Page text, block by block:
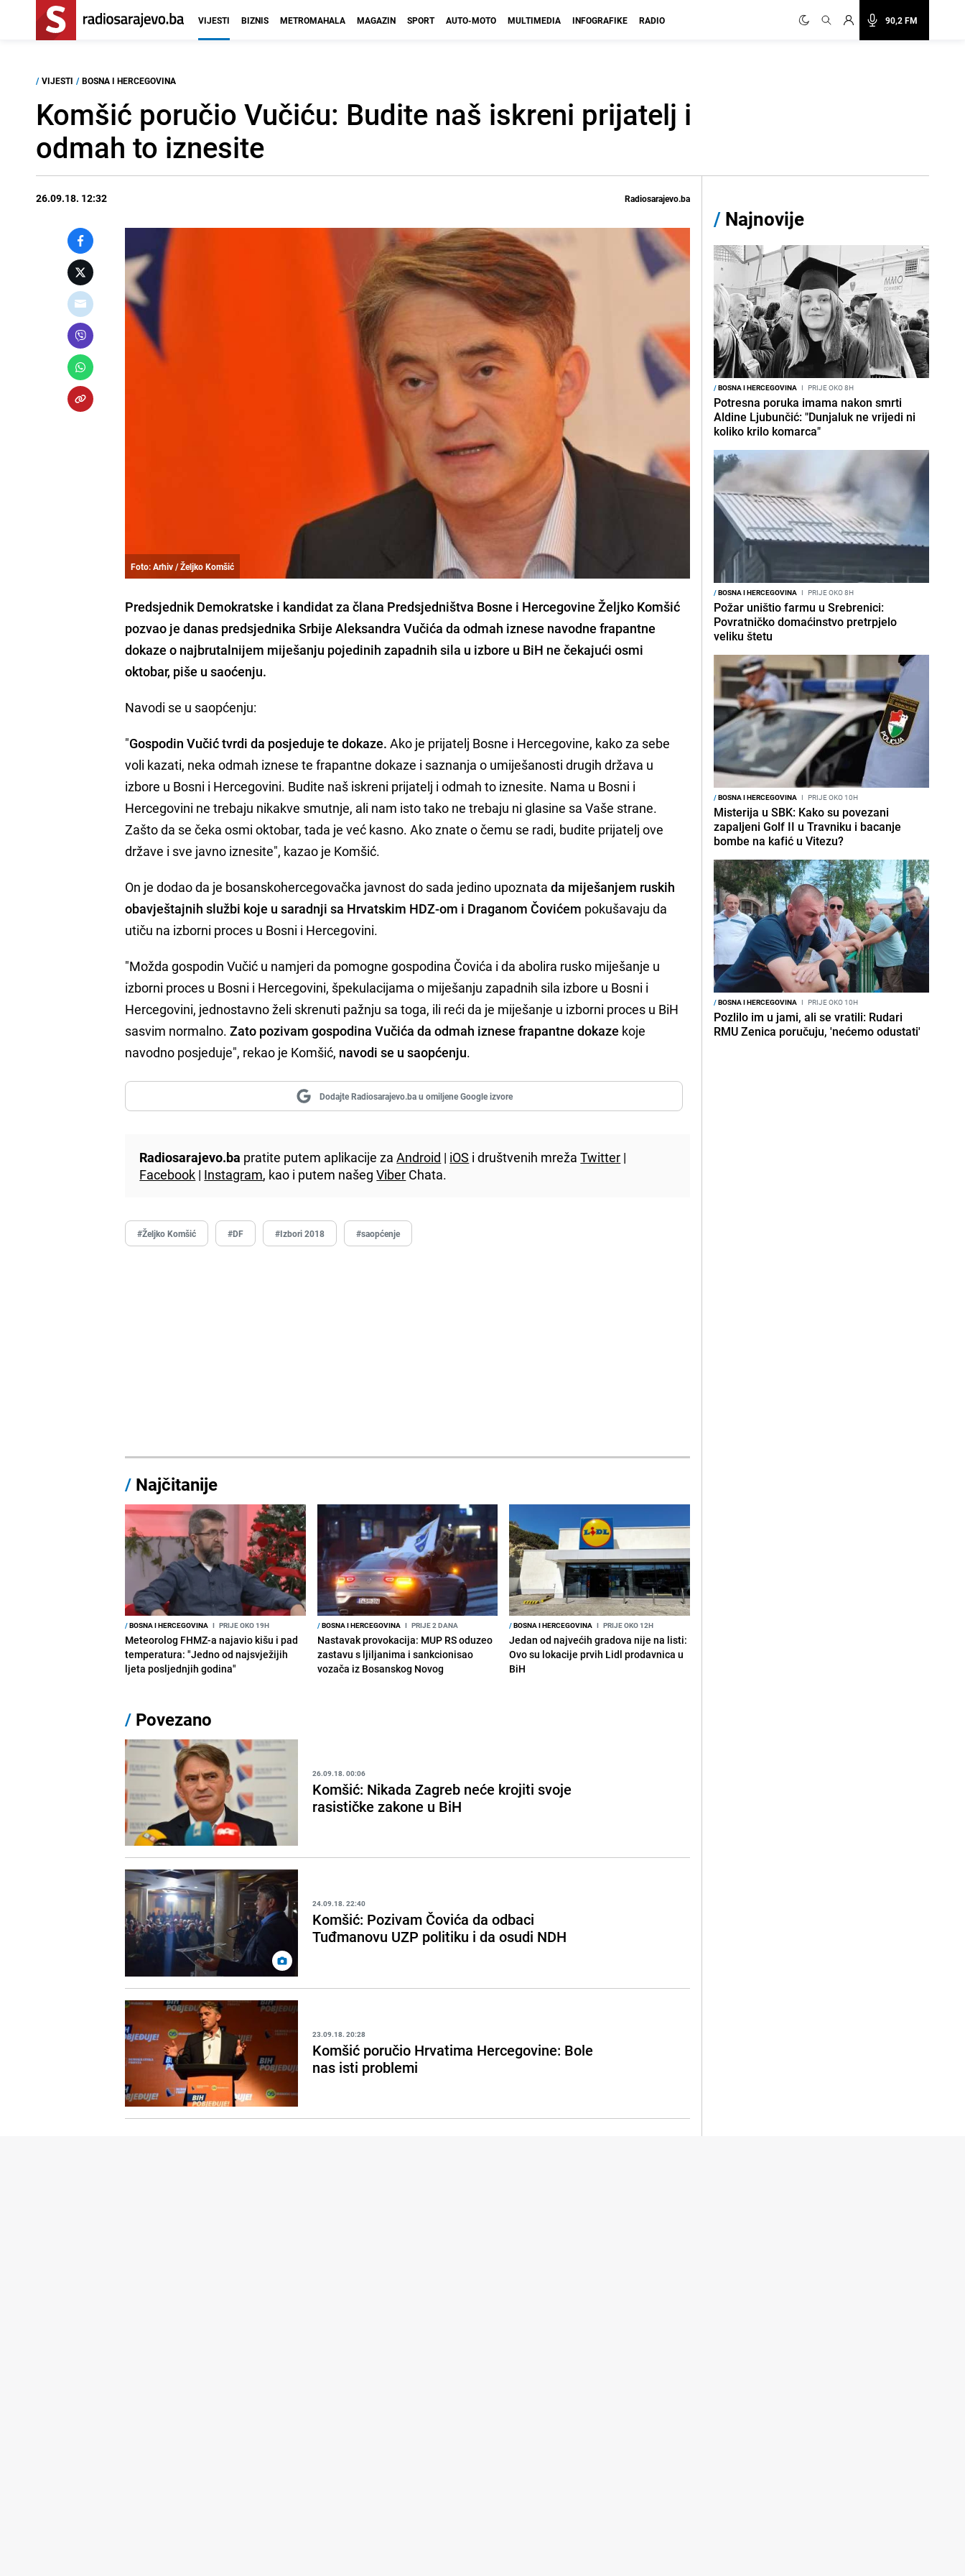
90,2 FM
VIJESTI BIZNIS METROMAHALA MAGAZIN SPORT AUTO-MOTO MULTIMEDIA INFOGRAFIKE RADIO
/ VIJESTI / BOSNA I HERCEGOVINA
Komšić poručio Vučiću: Budite naš iskreni prijatelj i
odmah to iznesite
26.09.18. 12:32 Radiosarajevo.ba
Foto: Arhiv / Željko Komšić
Predsjednik Demokratske i kandidat za člana Predsjedništva Bosne i Hercegovine Željko Komšić
pozvao je danas predsjednika SrbijeAleksandra Vučića da odmah iznese navodne frapantne
dokaze o najbrutalnijem miješanju pojedinih zapadnih sila u izbore u BiH ne čekajući osmi
oktobar, piše u saoćenju.
Navodi se u saopćenju:
"Gospodin Vučić tvrdi da posjeduje te dokaze. Ako je prijatelj Bosne i Hercegovine, kako za sebe
voli kazati, neka odmah iznese te frapantne dokaze i saznanja o umiješanosti drugih država u
izbore u Bosni i Hercegovini. Budite naš iskreni prijatelj i odmah to iznesite. Nama u Bosni i
Hercegovini ne trebaju nikakve smutnje, ali nam isto tako ne trebaju ni glasine sa Vaše strane.
Zašto da se čeka osmi oktobar, tada je već kasno. Ako znate o čemu se radi, budite prijatelj ove
države i sve javno iznesite", kazao je Komšić.
On je dodao da je bosanskohercegovačka javnost do sada jedino upoznatada miješanjem ruskih
obavještajnih službi koje u saradnji sa Hrvatskim HDZ-om i Draganom Čovićem pokušavaju da
utiču na izborni proces u Bosni i Hercegovini.
"Možda gospodin Vučić u namjeri da pomogne gospodina Čovića i da abolira rusko miješanje u
izborni proces u Bosni i Hercegovini, špekulacijama o miješanju zapadnih sila izbore u Bosni i
Hercegovini, jednostavno želi skrenuti pažnju sa toga, ili reći da je miješanje u izborni proces u BiH
sasvim normalno. Zato pozivam gospodina Vučića da odmah iznese frapantne dokaze koje
navodno posjeduje", rekao je Komšić, navodi se u saopćenju.
Dodajte Radiosarajevo.ba u omiljene Google izvore
Radiosarajevo.ba pratite putem aplikacije zaAndroid | iOS i društvenih mrežaTwitter |
Facebook | Instagram, kao i putem našegViber Chata.
#Željko Komšić #DF #Izbori 2018 #saopćenje
/ Najčitanije
/BOSNA I HERCEGOVINA I PRIJE OKO 19H
Meteorolog FHMZ-a najavio kišu i pad
temperatura: "Jedno od najsvježijih
ljeta posljednjih godina"
/BOSNA I HERCEGOVINA I PRIJE 2 DANA
Nastavak provokacija: MUP RS oduzeo
zastavu s ljiljanima i sankcionisao
vozača iz Bosanskog Novog
/BOSNA I HERCEGOVINA I PRIJE OKO 12H
Jedan od najvećih gradova nije na listi:
Ovo su lokacije prvih Lidl prodavnica u
BiH
/ Povezano
26.09.18. 00:06
Komšić: Nikada Zagreb neće krojiti svoje
rasističke zakone u BiH
24.09.18. 22:40
Komšić: Pozivam Čovića da odbaci
Tuđmanovu UZP politiku i da osudi NDH
23.09.18. 20:28
Komšić poručio Hrvatima Hercegovine: Bole
nas isti problemi
/ Najnovije
/BOSNA I HERCEGOVINA I PRIJE OKO 8H
Potresna poruka imama nakon smrti
Aldine Ljubunčić: "Dunjaluk ne vrijedi ni
koliko krilo komarca"
/BOSNA I HERCEGOVINA I PRIJE OKO 8H
Požar uništio farmu u Srebrenici:
Povratničko domaćinstvo pretrpjelo
veliku štetu
/BOSNA I HERCEGOVINA I PRIJE OKO 10H
Misterija u SBK: Kako su povezani
zapaljeni Golf II u Travniku i bacanje
bombe na kafić u Vitezu?
/BOSNA I HERCEGOVINA I PRIJE OKO 10H
Pozlilo im u jami, ali se vratili: Rudari
RMU Zenica poručuju, 'nećemo odustati'